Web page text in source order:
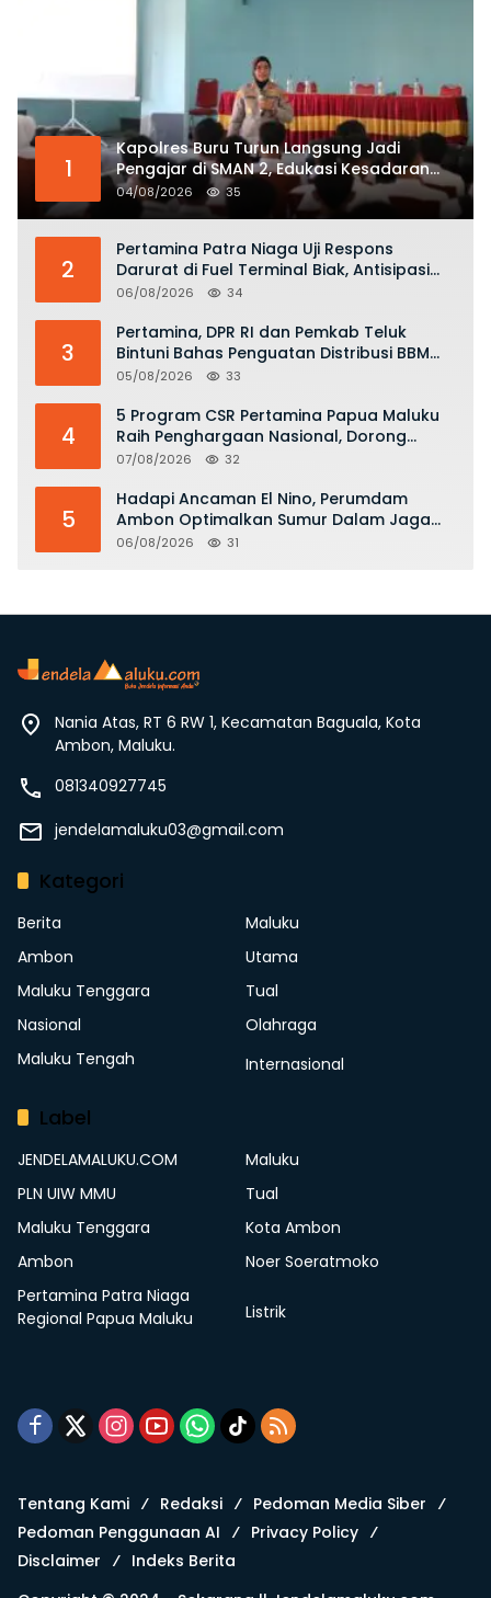
1
Kapolres Buru Turun Langsung Jadi
Pengajar di SMAN 2, Edukasi Kesadaran
Hukum dan Stop Kekerasan
04/08/2026 35
2
Pertamina Patra Niaga Uji Respons
Darurat di Fuel Terminal Biak, Antisipasi
Risiko Kebakaran dan Tumpahan BBM
06/08/2026 34
3
Pertamina, DPR RI dan Pemkab Teluk
Bintuni Bahas Penguatan Distribusi BBM
dan LPG
05/08/2026 33
4
5 Program CSR Pertamina Papua Maluku
Raih Penghargaan Nasional, Dorong
Pemberdayaan Ekonomi hingga
07/08/2026 32
5
Hadapi Ancaman El Nino, Perumdam
Ambon Optimalkan Sumur Dalam Jaga
Pasokan Air Bersih
06/08/2026 31
Nania Atas, RT 6 RW 1, Kecamatan Baguala, Kota
Ambon, Maluku.
081340927745
jendelamaluku03@gmail.com
Kategori
Berita
Maluku
Ambon
Utama
Maluku Tenggara
Tual
Nasional
Olahraga
Maluku Tengah
Internasional
Label
JENDELAMALUKU.COM
Maluku
PLN UIW MMU
Tual
Maluku Tenggara
Kota Ambon
Ambon
Noer Soeratmoko
Pertamina Patra Niaga
Regional Papua Maluku
Listrik
Tentang Kami Redaksi
Pedoman Media Siber
Pedoman Penggunaan AI
Privacy Policy
Disclaimer
Indeks Berita